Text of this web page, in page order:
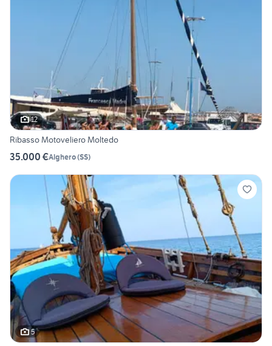
12
Ribasso Motoveliero Moltedo
35.000 €Alghero(SS)
5